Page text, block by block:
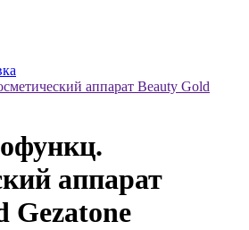
аппарат Beauty Gold
аппарат
Gezatone